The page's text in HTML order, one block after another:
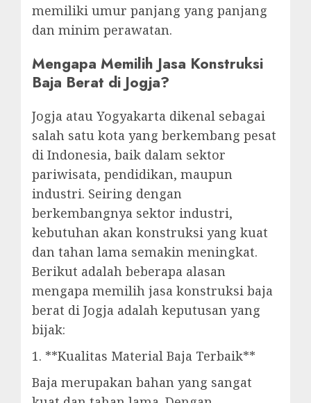
memiliki umur panjang yang panjang
dan minim perawatan.
Mengapa Memilih Jasa Konstruksi
Baja Berat di Jogja?
Jogja atau Yogyakarta dikenal sebagai
salah satu kota yang berkembang pesat
di Indonesia, baik dalam sektor
pariwisata, pendidikan, maupun
industri. Seiring dengan
berkembangnya sektor industri,
kebutuhan akan konstruksi yang kuat
dan tahan lama semakin meningkat.
Berikut adalah beberapa alasan
mengapa memilih jasa konstruksi baja
berat di Jogja adalah keputusan yang
bijak:
1. **Kualitas Material Baja Terbaik**
Baja merupakan bahan yang sangat